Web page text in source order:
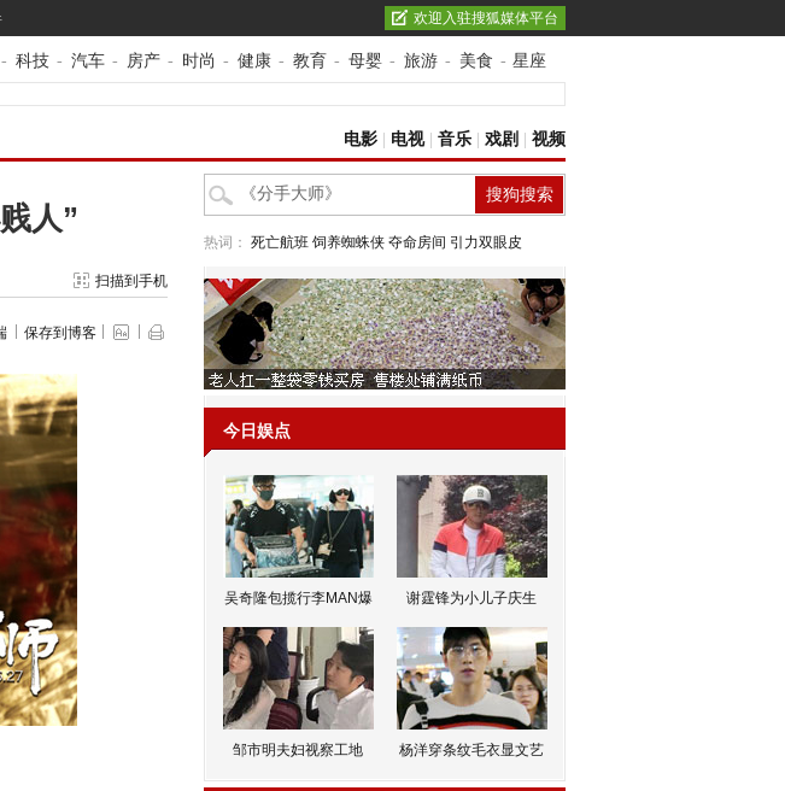
欢迎入驻搜狐媒体平台
- 科技 - 汽车 - 房产 - 时尚 - 健康 - 教育 - 母婴 - 旅游 - 美食 - 星座
电影 电视| 音乐 戏剧 视频
人”
扫描到手机
保存到博客
热词： 死亡航班 饲养蜘蛛侠 夺命房间 引力双眼皮
今日娱点
吴奇隆包揽行李MAN爆 谢霆锋为小儿子庆生
邹市明夫妇视察工地 杨洋穿条纹毛衣显文艺